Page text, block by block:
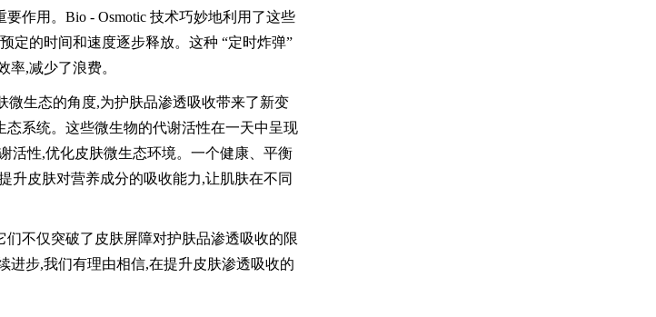
作用。Bio - Osmotic 技术巧妙地利用了这些
定的时间和速度逐步释放。这种 “定时炸弹”
,减少了浪费。
生态的角度,为护肤品渗透吸收带来了新变
系统。这些微生物的代谢活性在一天中呈现
活性,优化皮肤微生态环境。一个健康、平衡
升皮肤对营养成分的吸收能力,让肌肤在不同
不仅突破了皮肤屏障对护肤品渗透吸收的限
进步,我们有理由相信,在提升皮肤渗透吸收的